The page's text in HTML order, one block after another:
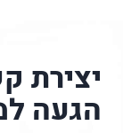
יצירת
הגעה